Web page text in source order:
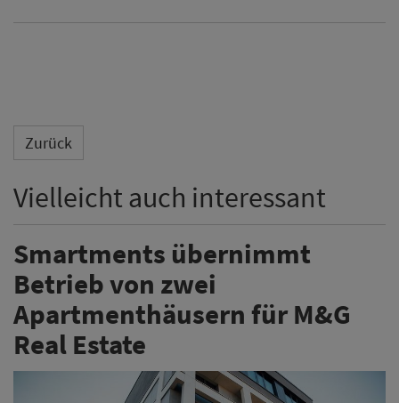
Zurück
Vielleicht auch interessant
Smartments übernimmt
Betrieb von zwei
Apartmenthäusern für M&G
Real Estate